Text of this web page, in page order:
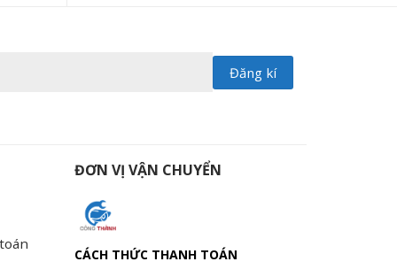
ĐƠN VỊ VẬN CHUYỂN
CÁCH THỨC THANH TOÁN